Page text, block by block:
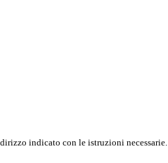
indicato con le istruzioni necessarie.